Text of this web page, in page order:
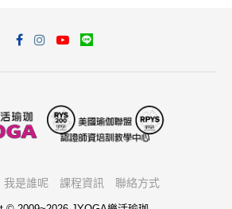
我是誰呢 課程資訊 聯絡方式